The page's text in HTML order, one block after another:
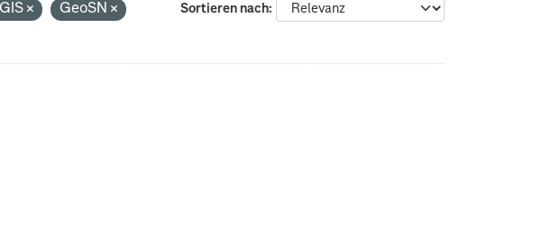
Sortieren nach
GeoSN